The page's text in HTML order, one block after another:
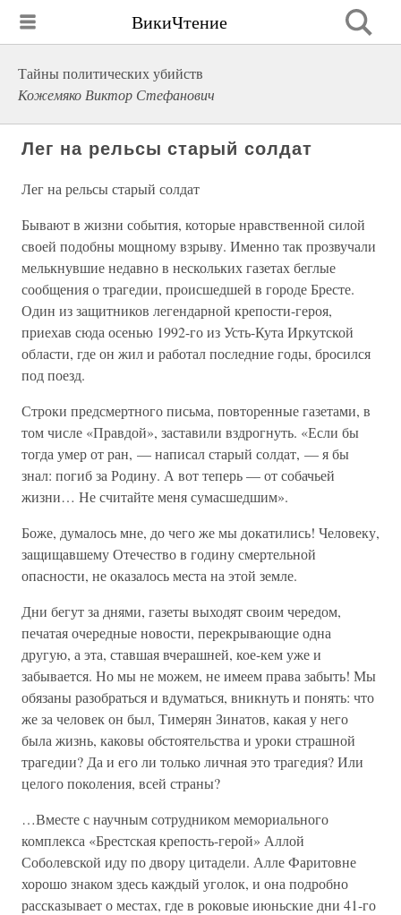
ВикиЧтение
Тайны политических убийств
Кожемяко Виктор Стефанович
Лег на рельсы старый солдат
Лег на рельсы старый солдат
Бывают в жизни события, которые нравственной силой
своей подобны мощному взрыву. Именно так прозвучали
мелькнувшие недавно в нескольких газетах беглые
сообщения о трагедии, происшедшей в городе Бресте.
Один из защитников легендарной крепости-героя,
приехав сюда осенью 1992-го из Усть-Кута Иркутской
области, где он жил и работал последние годы, бросился
под поезд.
Строки предсмертного письма, повторенные газетами, в
том числе «Правдой», заставили вздрогнуть. «Если бы
тогда умер от ран, — написал старый солдат, — я бы
знал: погиб за Родину. А вот теперь — от собачьей
жизни… Не считайте меня сумасшедшим».
Боже, думалось мне, до чего же мы докатились! Человеку,
защищавшему Отечество в годину смертельной
опасности, не оказалось места на этой земле.
Дни бегут за днями, газеты выходят своим чередом,
печатая очередные новости, перекрывающие одна
другую, а эта, ставшая вчерашней, кое-кем уже и
забывается. Но мы не можем, не имеем права забыть! Мы
обязаны разобраться и вдуматься, вникнуть и понять: что
же за человек он был, Тимерян Зинатов, какая у него
была жизнь, каковы обстоятельства и уроки страшной
трагедии? Да и его ли только личная это трагедия? Или
целого поколения, всей страны?
…Вместе с научным сотрудником мемориального
комплекса «Брестская крепость-герой» Аллой
Соболевской иду по двору цитадели. Алле Фаритовне
хорошо знаком здесь каждый уголок, и она подробно
рассказывает о местах, где в роковые июньские дни 41-го